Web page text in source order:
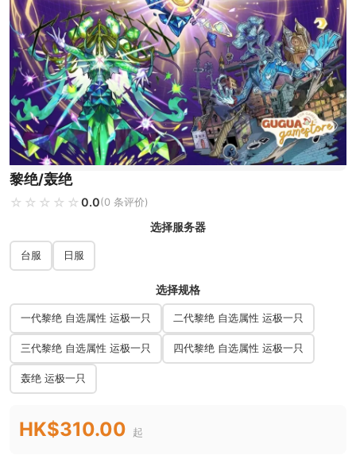
黎绝/轰绝
☆☆☆☆☆
★★★★★ 0.0(0 条评价)
选择服务器
台服 日服
选择规格
一代黎绝 自选属性 运极一只 二代黎绝 自选属性 运极一只
三代黎绝 自选属性 运极一只 四代黎绝 自选属性 运极一只
轰绝 运极一只
HK$310.00 起